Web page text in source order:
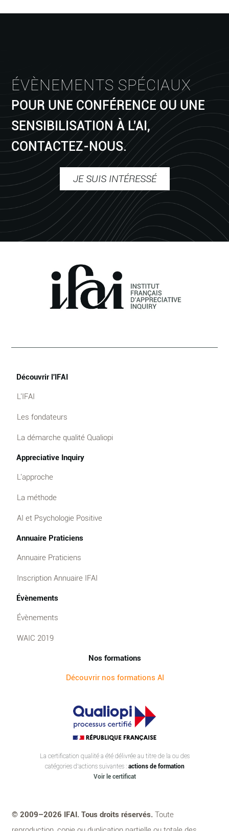
ÉVÈNEMENTS SPÉCIAUX
POUR UNE CONFÉRENCE OU UNE
SENSIBILISATION À L'AI,
CONTACTEZ-NOUS.
JE SUIS INTÉRESSÉ
Découvrir l'IFAI
L'IFAI
Les fondateurs
La démarche qualité Qualiopi
Appreciative Inquiry
L'approche
La méthode
AI et Psychologie Positive
Annuaire Praticiens
Annuaire Praticiens
Inscription Annuaire IFAI
Évènements
Évènements
WAIC 2019
Nos formations
Découvrir nos formations AI
La certification qualité a été délivrée au titre de la ou des
catégories d’actions suivantes :actions de formation
Voir le certificat
© 2009–2026 IFAI. Tous droits réservés. Toute